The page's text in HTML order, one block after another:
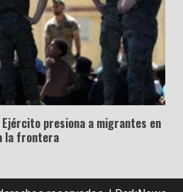
Ejército presiona a migrantes en
la frontera